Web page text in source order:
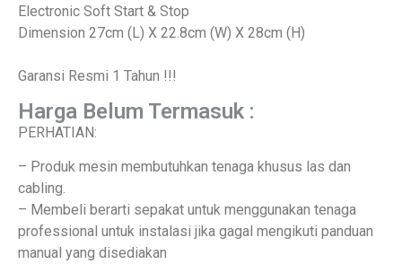
Electronic Soft Start & Stop
Dimension 27cm (L) X 22.8cm (W) X 28cm (H)
Garansi Resmi 1 Tahun !!!
Harga Belum Termasuk :
PERHATIAN:
– Produk mesin membutuhkan tenaga khusus las dan
cabling.
– Membeli berarti sepakat untuk menggunakan tenaga
professional untuk instalasi jika gagal mengikuti panduan
manual yang disediakan